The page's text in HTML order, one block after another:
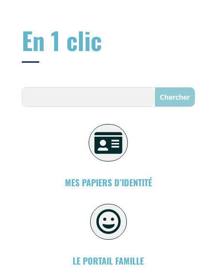
En 1 clic
Search

MES PAPIERS D’IDENTITÉ

LE PORTAIL FAMILLE